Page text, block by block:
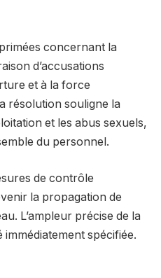
concernant la
d’accusations
et à la force
résolution souligne la
et les abus sexuels,
du personnel.
de contrôle
la propagation de
L’ampleur précise de la
spécifiée.